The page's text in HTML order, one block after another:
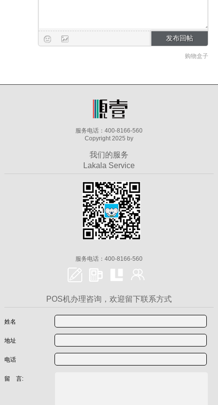
购物盒子
服务电话：400-8166-560
Copyright 2025 by
我们的服务
Lakala Service
服务电话：400-8166-560
POS机办理咨询，欢迎留下联系方式
姓名
地址
电话
留 言: